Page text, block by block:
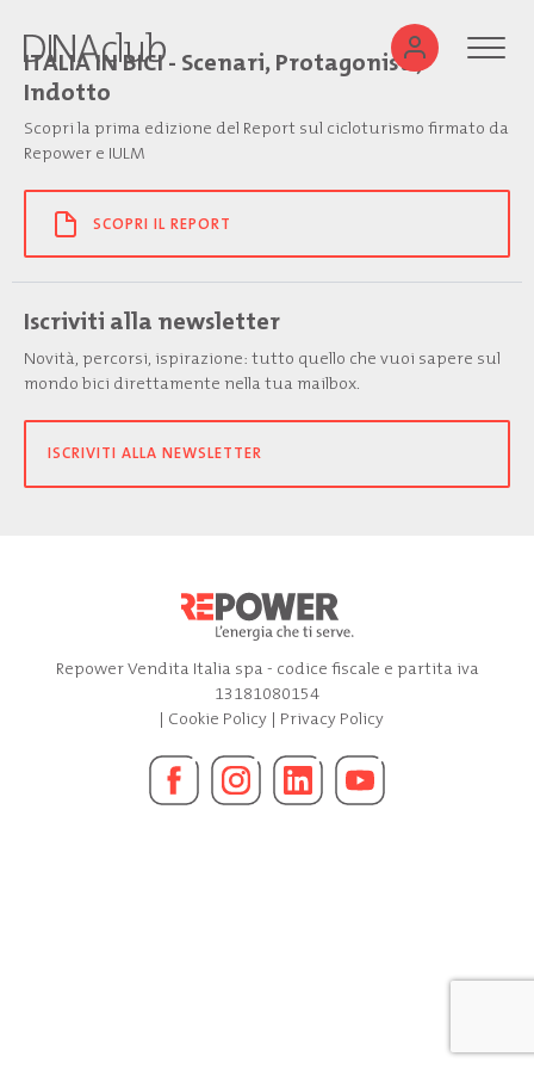
ITALIA IN BICI - Scenari, Protagonisti,
Indotto
Scopri la prima edizione del Report sul cicloturismo firmato da
Repower e IULM
SCOPRI IL REPORT
Iscriviti alla newsletter
Novità, percorsi, ispirazione: tutto quello che vuoi sapere sul
mondo bici direttamente nella tua mailbox.
ISCRIVITI ALLA NEWSLETTER
Repower Vendita Italia spa - codice fiscale e partita iva
13181080154
| Cookie Policy| Privacy Policy